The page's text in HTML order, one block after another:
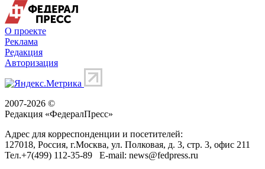
О проекте
Реклама
Редакция
Авторизация
2007-2026 ©
Редакция «ФедералПресс»
Адрес для корреспонденции и посетителей:
127018, Россия, г.Москва, ул. Полковая, д. 3, стр. 3, офис 211
Тел.+7(499) 112-35-89 E-mail: news@fedpress.ru